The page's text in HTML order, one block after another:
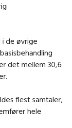
de øvrige
det mellem 30,6
flest samtaler,
hele